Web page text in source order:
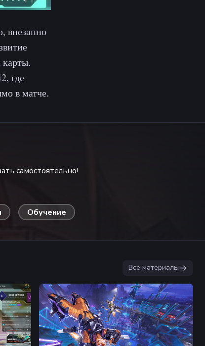
внезапно
где
в матче.
самостоятельно!
Обучение
Все материалы